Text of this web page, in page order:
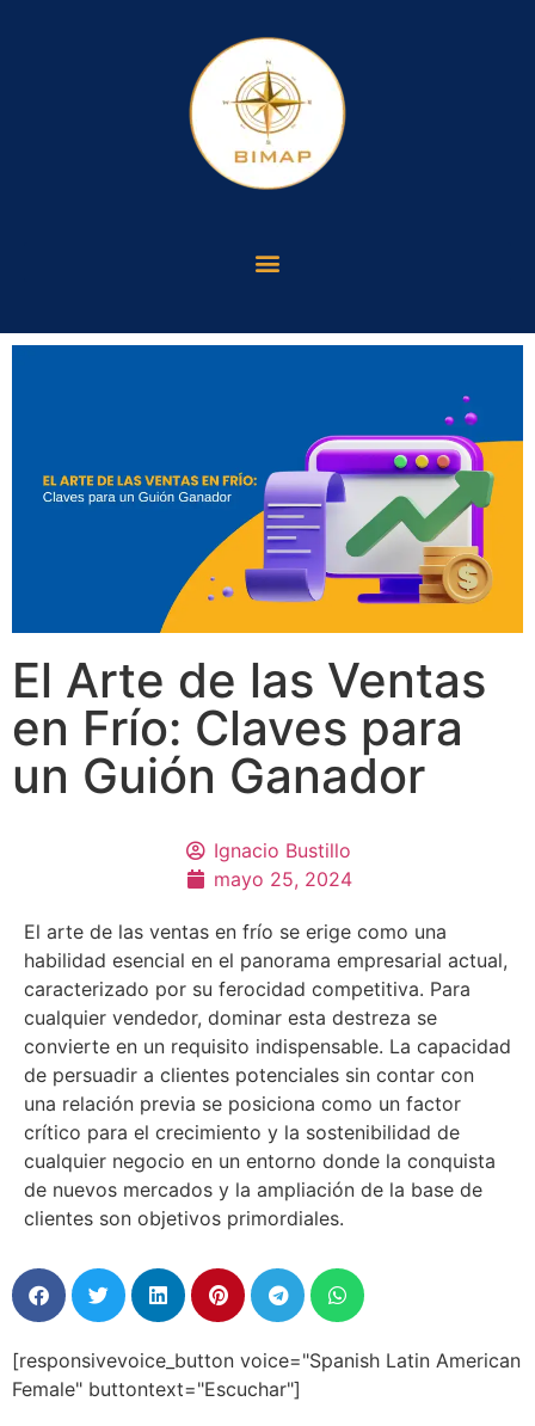
El Arte de las Ventas
en Frío: Claves para
un Guión Ganador
Ignacio Bustillo
mayo 25, 2024
El arte de las ventas en frío se erige como una
habilidad esencial en el panorama empresarial actual,
caracterizado por su ferocidad competitiva. Para
cualquier vendedor, dominar esta destreza se
convierte en un requisito indispensable. La capacidad
de persuadir a clientes potenciales sin contar con
una relación previa se posiciona como un factor
crítico para el crecimiento y la sostenibilidad de
cualquier negocio en un entorno donde la conquista
de nuevos mercados y la ampliación de la base de
clientes son objetivos primordiales.
[responsivevoice_button voice="Spanish Latin American
Female" buttontext="Escuchar"]